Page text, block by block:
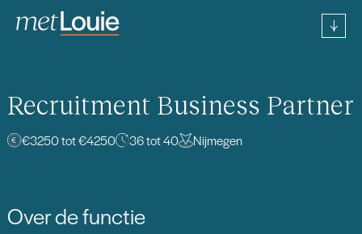
Recruitment Business Partner
€3250 tot €4250 36 tot 40 Nijmegen
Over de functie